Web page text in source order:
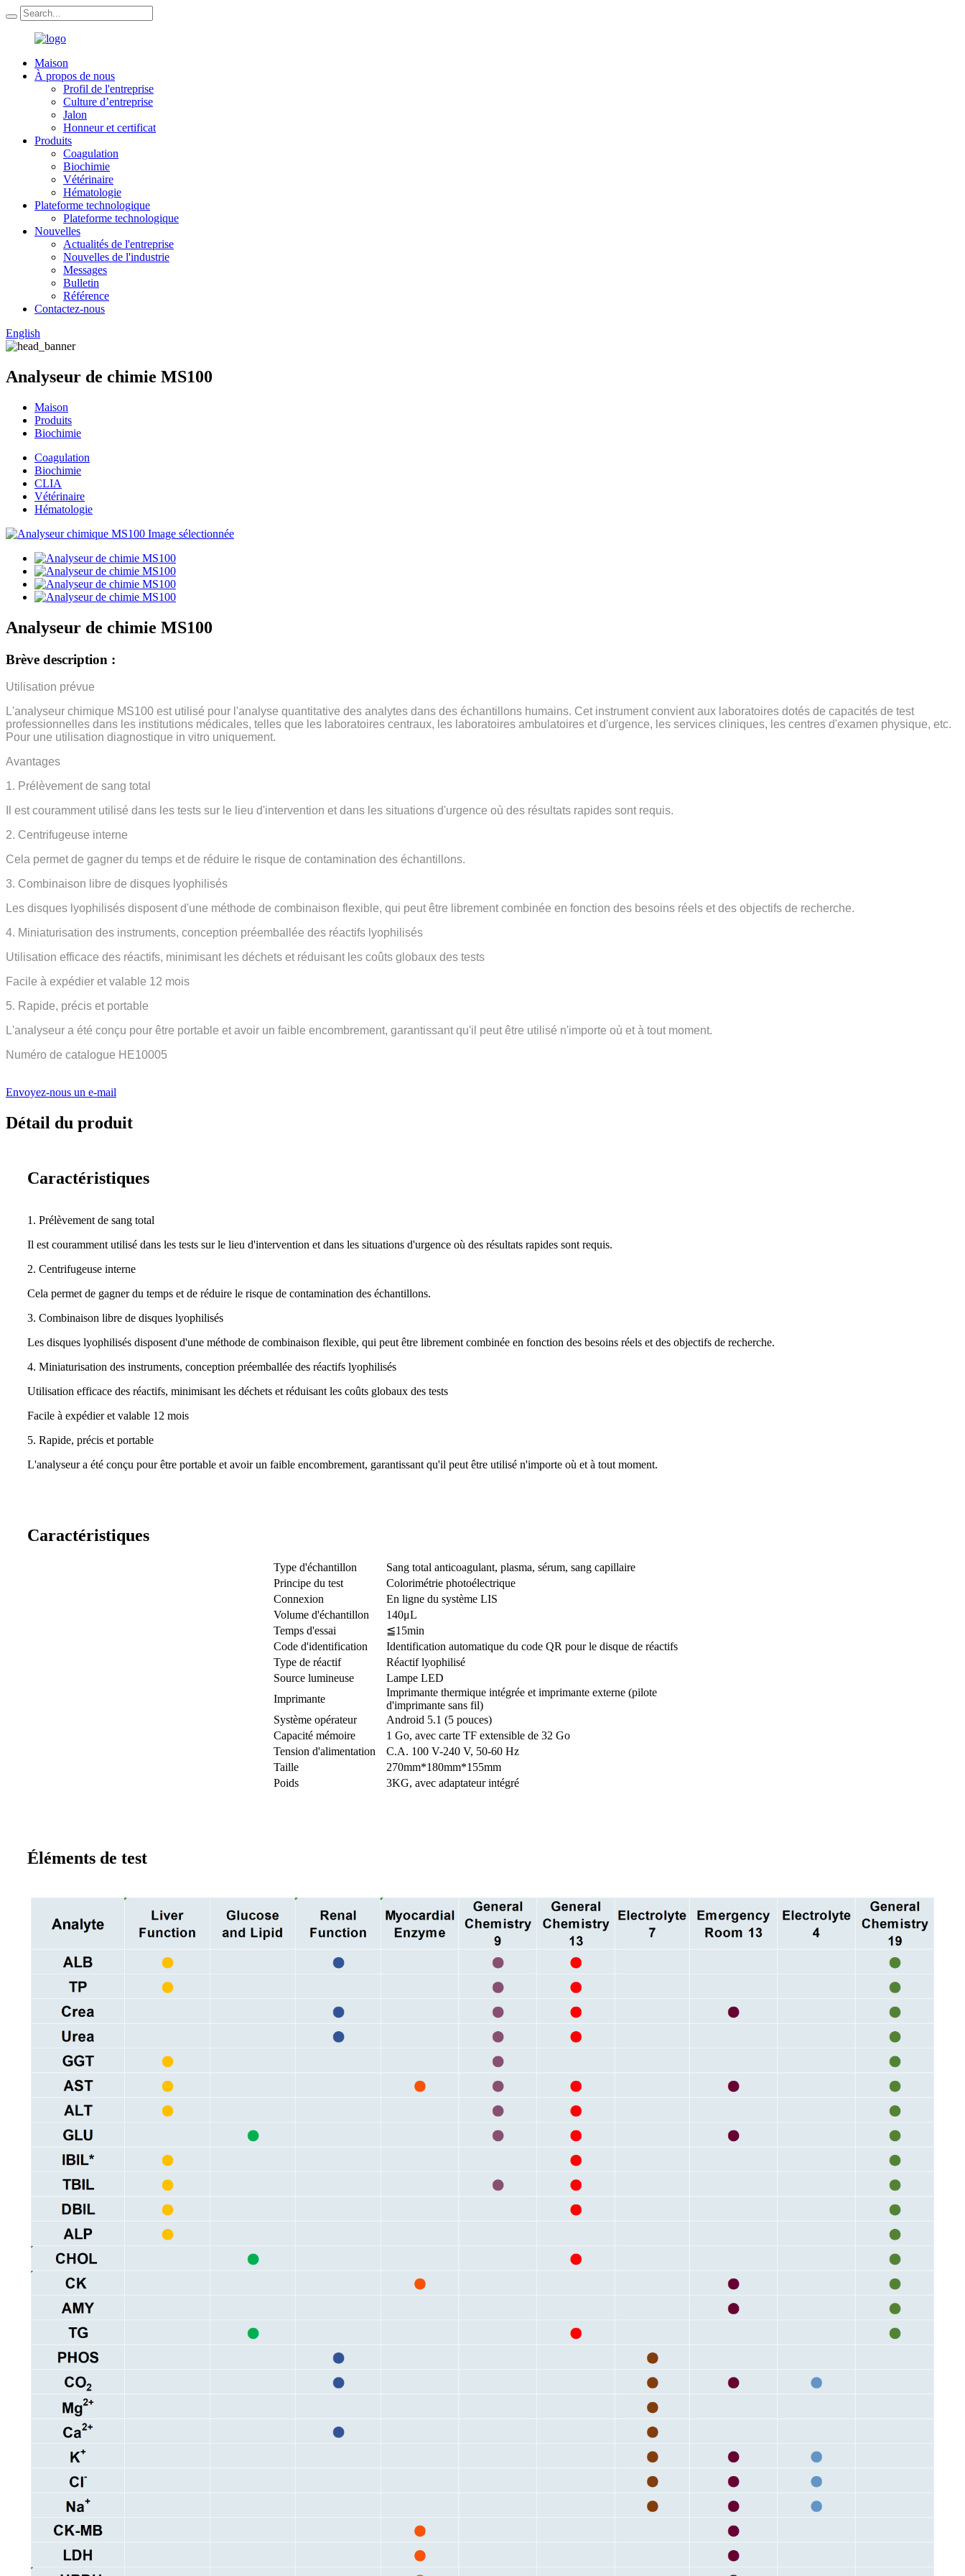
Maison
À propos de nous
Profil de l'entreprise
Culture d’entreprise
Jalon
Honneur et certificat
Produits
Coagulation
Biochimie
Vétérinaire
Hématologie
Plateforme technologique
Plateforme technologique
Nouvelles
Actualités de l'entreprise
Nouvelles de l'industrie
Messages
Bulletin
Référence
Contactez-nous
English
Analyseur de chimie MS100
Maison
Produits
Biochimie
Coagulation
Biochimie
CLIA
Vétérinaire
Hématologie
Analyseur de chimie MS100
Brève description :
Utilisation prévue
L'analyseur chimique MS100 est utilisé pour l'analyse quantitative des analytes dans des échantillons humains. Cet instrument convient aux laboratoires dotés de capacités de test
professionnelles dans les institutions médicales, telles que les laboratoires centraux, les laboratoires ambulatoires et d'urgence, les services cliniques, les centres d'examen physique, etc.
Pour une utilisation diagnostique in vitro uniquement.
Avantages
1. Prélèvement de sang total
Il est couramment utilisé dans les tests sur le lieu d'intervention et dans les situations d'urgence où des résultats rapides sont requis.
2. Centrifugeuse interne
Cela permet de gagner du temps et de réduire le risque de contamination des échantillons.
3. Combinaison libre de disques lyophilisés
Les disques lyophilisés disposent d'une méthode de combinaison flexible, qui peut être librement combinée en fonction des besoins réels et des objectifs de recherche.
4. Miniaturisation des instruments, conception préemballée des réactifs lyophilisés
Utilisation efficace des réactifs, minimisant les déchets et réduisant les coûts globaux des tests
Facile à expédier et valable 12 mois
5. Rapide, précis et portable
L'analyseur a été conçu pour être portable et avoir un faible encombrement, garantissant qu'il peut être utilisé n'importe où et à tout moment.
Numéro de catalogue HE10005
Envoyez-nous un e-mail
Détail du produit
Caractéristiques
1. Prélèvement de sang total
Il est couramment utilisé dans les tests sur le lieu d'intervention et dans les situations d'urgence où des résultats rapides sont requis.
2. Centrifugeuse interne
Cela permet de gagner du temps et de réduire le risque de contamination des échantillons.
3. Combinaison libre de disques lyophilisés
Les disques lyophilisés disposent d'une méthode de combinaison flexible, qui peut être librement combinée en fonction des besoins réels et des objectifs de recherche.
4. Miniaturisation des instruments, conception préemballée des réactifs lyophilisés
Utilisation efficace des réactifs, minimisant les déchets et réduisant les coûts globaux des tests
Facile à expédier et valable 12 mois
5. Rapide, précis et portable
L'analyseur a été conçu pour être portable et avoir un faible encombrement, garantissant qu'il peut être utilisé n'importe où et à tout moment.
Caractéristiques
Type d'échantillon
Sang total anticoagulant, plasma, sérum, sang capillaire
Principe du test
Colorimétrie photoélectrique
Connexion
En ligne du système LIS
Volume d'échantillon
140μL
Temps d'essai
≦15min
Code d'identification
Identification automatique du code QR pour le disque de réactifs
Type de réactif
Réactif lyophilisé
Source lumineuse
Lampe LED
Imprimante
Imprimante thermique intégrée et imprimante externe (pilote
d'imprimante sans fil)
Système opérateur
Android 5.1 (5 pouces)
Capacité mémoire
1 Go, avec carte TF extensible de 32 Go
Tension d'alimentation
C.A. 100 V-240 V, 50-60 Hz
Taille
270mm*180mm*155mm
Poids
3KG, avec adaptateur intégré
Éléments de test